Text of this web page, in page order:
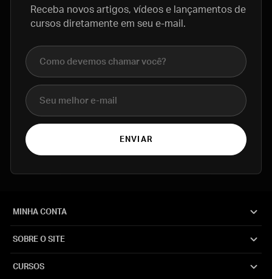
Receba novos artigos, vídeos e lançamentos de
cursos diretamente em seu e-mail.
Nome completo
E-mail
ENVIAR
MINHA CONTA
SOBRE O SITE
CURSOS